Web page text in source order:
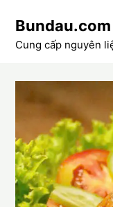
content
Bundau.com
Cung cấp nguyên